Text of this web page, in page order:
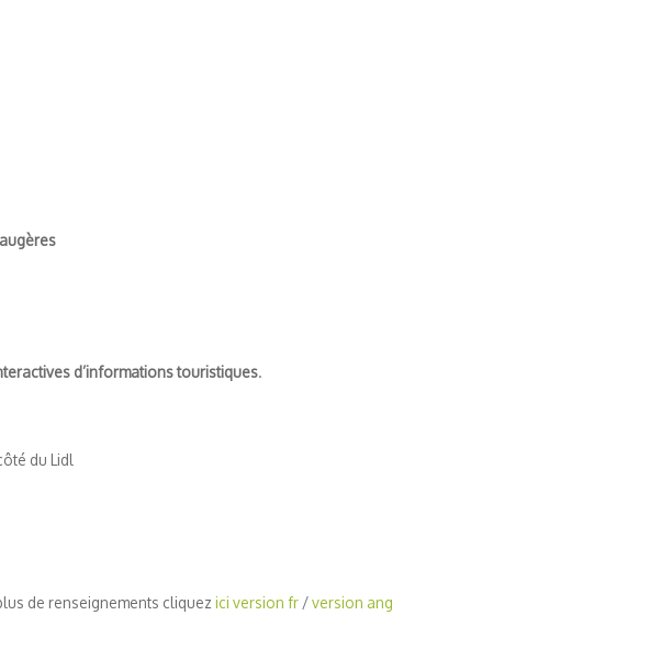
d’informations touristiques.
du Lidl
de renseignements cliquez ici version fr /version ang